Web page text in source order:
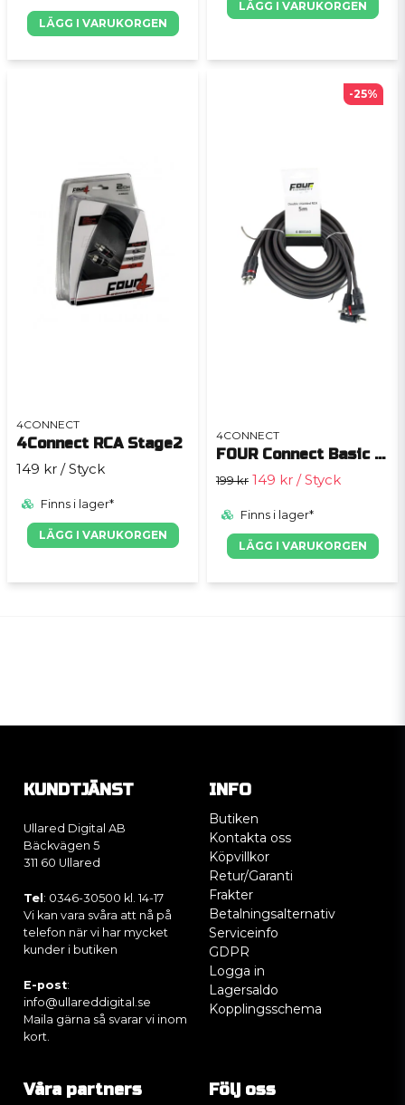
LÄGG I VARUKORGEN
LÄGG I VARUKORGEN
4CONNECT
4Connect RCA Stage2
149 kr / Styck
Finns i lager*
LÄGG I VARUKORGEN
4CONNECT
FOUR Connect Basic RCA 5.0m
199 kr 149 kr / Styck
Finns i lager*
LÄGG I VARUKORGEN
-25%
KUNDTJÄNST
Ullared Digital AB
Bäckvägen 5
311 60 Ullared
Tel : 0346-30500 kl. 14-17
Vi kan vara svåra att nå på
telefon när vi har mycket
kunder i butiken
E-post:
info@ullareddigital.se
Maila gärna så svarar vi inom
kort.
INFO
Butiken
Kontakta oss
Köpvillkor
Retur/Garanti
Frakter
Betalningsalternativ
Serviceinfo
GDPR
Logga in
Lagersaldo
Kopplingsschema
Våra partners Följ oss